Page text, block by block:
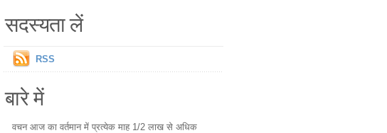
सदस्यता लें
RSS
बारे में
वचन आज का वर्तमान में प्रत्येक माह 1/2 लाख से अधिक